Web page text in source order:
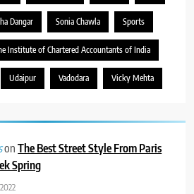
Dangar Sonia Chawla Sports
Institute of Chartered Accountants of India
Udaipur Vadodara Vicky Mehta
onThe Best Street Style From Paris
Spring